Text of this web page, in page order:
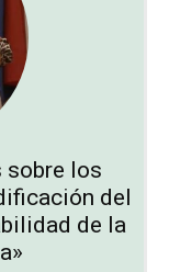
sobre los
del
de la